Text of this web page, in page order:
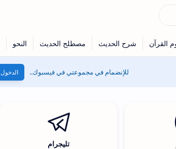
للإنضمام في مجموعتي في فيسبوك.. الدخول
تليجرام